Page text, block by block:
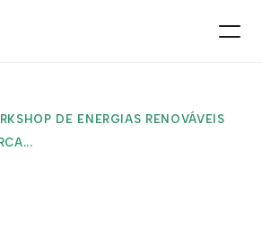
DE ENERGIAS RENOVÁVEIS